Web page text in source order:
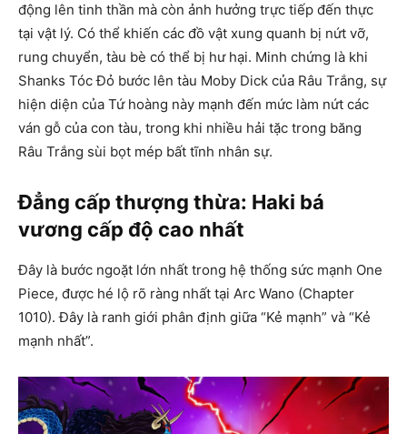
động lên tinh thần mà còn ảnh hưởng trực tiếp đến thực
tại vật lý. Có thể khiến các đồ vật xung quanh bị nứt vỡ,
rung chuyển, tàu bè có thể bị hư hại. Minh chứng là khi
Shanks Tóc Đỏ bước lên tàu Moby Dick của Râu Trắng, sự
hiện diện của Tứ hoàng này mạnh đến mức làm nứt các
ván gỗ của con tàu, trong khi nhiều hải tặc trong băng
Râu Trắng sùi bọt mép bất tĩnh nhân sự.
Đẳng cấp thượng thừa: Haki bá
vương cấp độ cao nhất
Đây là bước ngoặt lớn nhất trong hệ thống sức mạnh One
Piece, được hé lộ rõ ràng nhất tại Arc Wano (Chapter
1010). Đây là ranh giới phân định giữa “Kẻ mạnh” và “Kẻ
mạnh nhất”.